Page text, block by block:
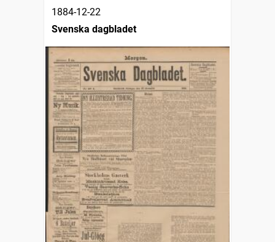
1884-12-22
Svenska dagbladet